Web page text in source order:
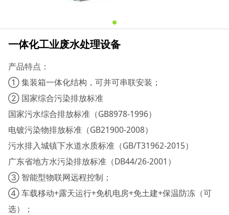
一体化工业废水处理设备
产品特点：
① 集装箱一体化结构，可并可串联安装；
② 国家综合污染排放标准
国家污水综合排放标准（GB8978-1996）
电镀污染物排放标准（GB21900-2008）
污水排入城镇下水道水质标准（GB/T31962-2015）
广东省地方水污染排放标准（DB44/26-2001）
③ 智能型物联网远程控制；
④ 车载移动+露天运行+免机电房+免土建+保温防冻（可
选）；